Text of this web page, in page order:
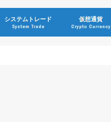
システムトレード
System Trade
仮想通貨
Crypto Currency